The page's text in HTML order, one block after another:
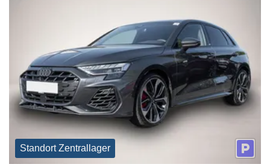
Standort Zentrallager